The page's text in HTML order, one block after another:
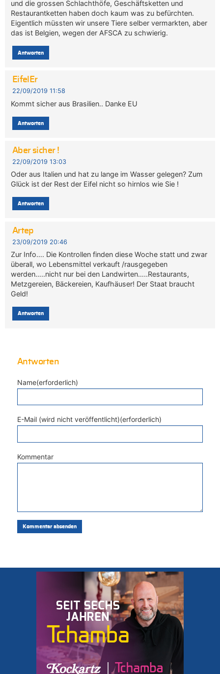
und die grossen Schlachthöfe, Geschäftsketten und
Restaurantketten haben doch kaum was zu befürchten.
Eigentlich müssten wir unsere Tiere selber vermarkten, aber
das ist Belgien, wegen der AFSCA zu schwierig.
Antworten
EifelEr
22/09/2019 11:58
Kommt sicher aus Brasilien.. Danke EU
Antworten
Aber sicher !
22/09/2019 13:03
Oder aus Italien und hat zu lange im Wasser gelegen? Zum
Glück ist der Rest der Eifel nicht so hirnlos wie Sie !
Antworten
Artep
23/09/2019 20:46
Zur Info…. Die Kontrollen finden diese Woche statt und zwar
überall, wo Lebensmittel verkauft /rausgegeben
werden…..nicht nur bei den Landwirten…..Restaurants,
Metzgereien, Bäckereien, Kaufhäuser! Der Staat braucht
Geld!
Antworten
Antworten
Name(erforderlich)
E-Mail (wird nicht veröffentlicht)(erforderlich)
Kommentar